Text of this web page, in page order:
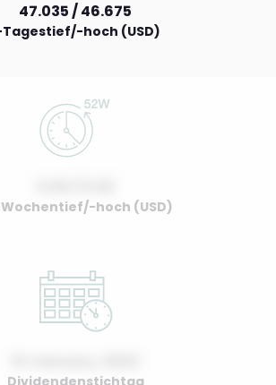
47.035 / 46.675
Tagestief/-hoch (USD)
hoch (USD)